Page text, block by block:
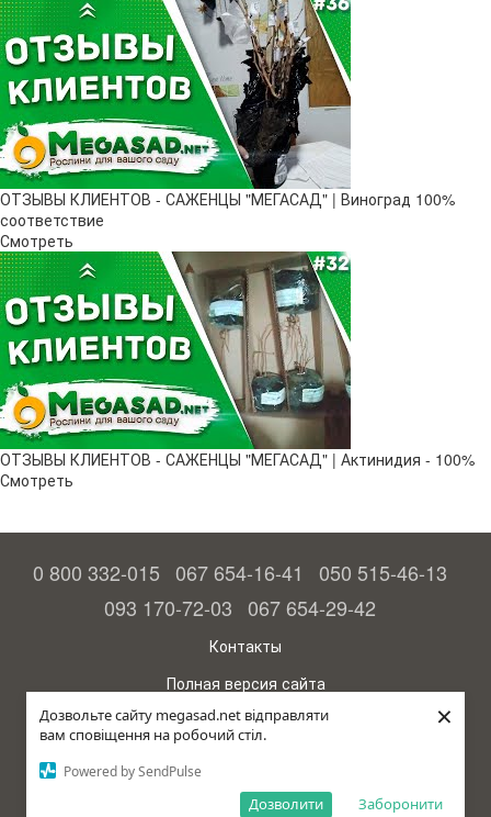
Дозвольте сайту megasad.net відправляти
вам сповіщення на робочий стіл.
Powered by SendPulse
Заборонити
Дозволити
×
ОТЗЫВЫ КЛИЕНТОВ - САЖЕНЦЫ "МЕГАСАД" | Виноград 100%
соответствие
Смотреть
ОТЗЫВЫ КЛИЕНТОВ - САЖЕНЦЫ "МЕГАСАД" | Актинидия - 100%
Смотреть
0 800 332-015 067 654-16-41
050 515-46-13
093 170-72-03 067 654-29-42
Контакты
Полная версия сайта
© 2015—2026
Megasad - гарантия высокого урожая